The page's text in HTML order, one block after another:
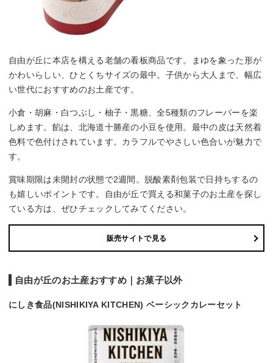
自由が丘に本店を構える老舗の看板商品です。まゆを象った形が
かわいらしい、ひとくちサイズの最中。子供から大人まで、幅広
い世代におすすめのお土産です。
小倉・胡麻・白つぶし・柚子・黒糖、全5種類のフレーバーを楽
しめます。餡は、北海道十勝産の小豆を使用。最中の皮は天然着
色料で色付けされています。カラフルでやさしい色合いが魅力で
す。
賞味期限は未開封の状態で2週間。脱酸素剤包装で日持ちするの
も嬉しいポイントです。自由が丘で買える和菓子のお土産を探し
ている方は、ぜひチェックしてみてください。
販売サイトで見る
自由が丘のお土産おすすめ｜お菓子以外
にしき食品(NISHIKIYA KITCHEN) ベーシックカレーセット